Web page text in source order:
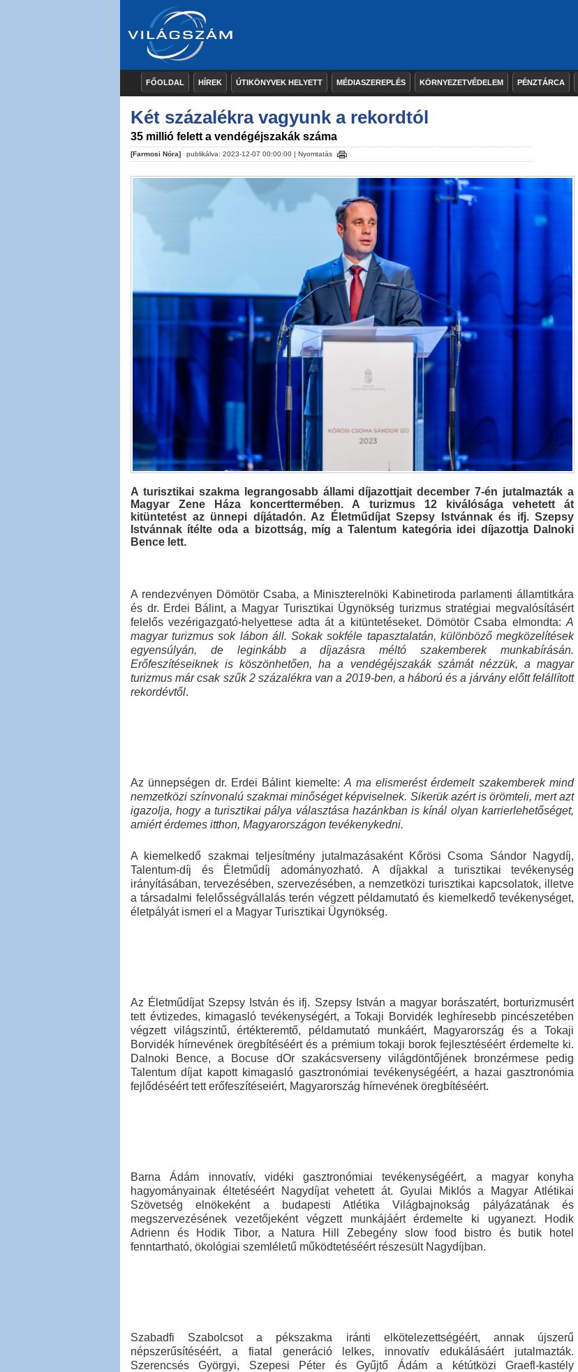
FŐOLDAL HÍREK ÚTIKÖNYVEK HELYETT MÉDIASZEREPLÉS KÖRNYEZETVÉDELEM PÉNZTÁRCA
Két százalékra vagyunk a rekordtól
35 millió felett a vendégéjszakák száma
[Farmosi Nóra] publikálva: 2023-12-07 00:00:00 | Nyomtatás
A turisztikai szakma legrangosabb állami díjazottjait december 7-én jutalmazták a
Magyar Zene Háza koncerttermében. A turizmus 12 kiválósága vehetett át
kitüntetést az ünnepi díjátadón. Az Életműdíjat Szepsy Istvánnak és ifj. Szepsy
Istvánnak ítélte oda a bizottság, míg a Talentum kategória idei díjazottja Dalnoki
Bence lett.
A rendezvényen Dömötör Csaba, a Miniszterelnöki Kabinetiroda parlamenti államtitkára
és dr. Erdei Bálint, a Magyar Turisztikai Ügynökség turizmus stratégiai megvalósításért
felelős vezérigazgató-helyettese adta át a kitüntetéseket. Dömötör Csaba elmondta: A
magyar turizmus sok lábon áll. Sokak sokféle tapasztalatán, különböző megközelítések
egyensúlyán, de leginkább a díjazásra méltó szakemberek munkabírásán.
Erőfeszítéseiknek is köszönhetően, ha a vendégéjszakák számát nézzük, a magyar
turizmus már csak szűk 2 százalékra van a 2019-ben, a háború és a járvány előtt felállított
rekordévtől.
Az ünnepségen dr. Erdei Bálint kiemelte:A ma elismerést érdemelt szakemberek mind
nemzetközi színvonalú szakmai minőséget képviselnek. Sikerük azért is örömteli, mert azt
igazolja, hogy a turisztikai pálya választása hazánkban is kínál olyan karrierlehetőséget,
amiért érdemes itthon, Magyarországon tevékenykedni.
A kiemelkedő szakmai teljesítmény jutalmazásaként Kőrösi Csoma Sándor Nagydíj,
Talentum-díj és Életműdíj adományozható. A díjakkal a turisztikai tevékenység
irányításában, tervezésében, szervezésében, a nemzetközi turisztikai kapcsolatok, illetve
a társadalmi felelősségvállalás terén végzett példamutató és kiemelkedő tevékenységet,
életpályát ismeri el a Magyar Turisztikai Ügynökség.
Az Életműdíjat Szepsy István és ifj. Szepsy István a magyar borászatért, borturizmusért
tett évtizedes, kimagasló tevékenységért, a Tokaji Borvidék leghíresebb pincészetében
végzett világszintű, értékteremtő, példamutató munkáért, Magyarország és a Tokaji
Borvidék hírnevének öregbítéséért és a prémium tokaji borok fejlesztéséért érdemelte ki.
Dalnoki Bence, a Bocuse dOr szakácsverseny világdöntőjének bronzérmese pedig
Talentum díjat kapott kimagasló gasztronómiai tevékenységéért, a hazai gasztronómia
fejlődéséért tett erőfeszítéseiért, Magyarország hírnevének öregbítéséért.
Barna Ádám innovatív, vidéki gasztronómiai tevékenységéért, a magyar konyha
hagyományainak éltetéséért Nagydíjat vehetett át. Gyulai Miklós a Magyar Atlétikai
Szövetség elnökeként a budapesti Atlétika Világbajnokság pályázatának és
megszervezésének vezetőjeként végzett munkájáért érdemelte ki ugyanezt. Hodik
Adrienn és Hodik Tibor, a Natura Hill Zebegény slow food bistro és butik hotel
fenntartható, ökológiai szemléletű működtetéséért részesült Nagydíjban.
Szabadfi Szabolcsot a pékszakma iránti elkötelezettségéért, annak újszerű
népszerűsítéséért, a fiatal generáció lelkes, innovatív edukálásáért jutalmazták.
Szerencsés Györgyi, Szepesi Péter és Gyűjtő Ádám a kétútközi Graefl-kastély